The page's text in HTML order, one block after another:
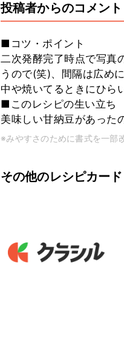
投稿者からのコメント
■コツ・ポイント
二次発酵完了時点で写真
うので(笑)、間隔は広め
中や焼いてるときにひら
■このレシピの生い立ち
美味しい甘納豆があった
※みやすさのために書式を一部
その他のレシピカード